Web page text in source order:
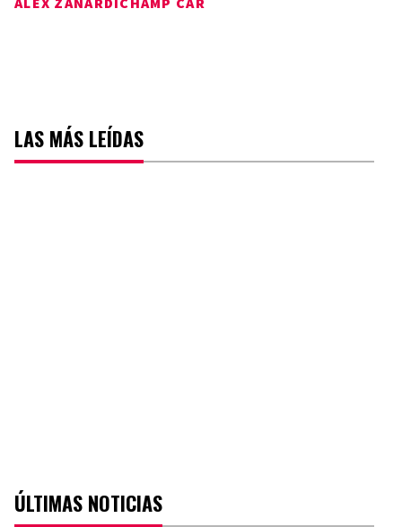
LAS MÁS LEÍDAS
ÚLTIMAS NOTICIAS